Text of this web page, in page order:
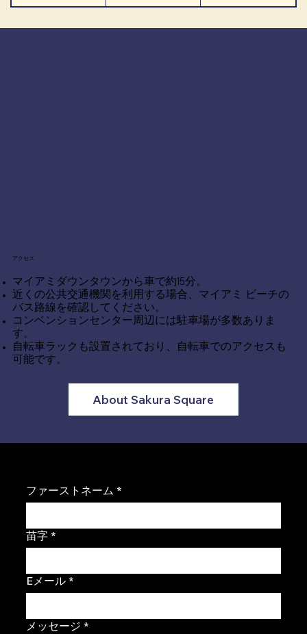
アクセス
マイアミダウンタウンから車で約15分。
近くの公共交通機関を利用する場合、マイアミ ビーチの
バス路線を確認してください。
コンベンションセンター周辺には駐車場が多数ありま
す。
自転車ラックも設置されており、自転車でのアクセスも
可能です。
About Sakura Square
ファーストネーム *
苗字 *
Eメール *
メッセージ *